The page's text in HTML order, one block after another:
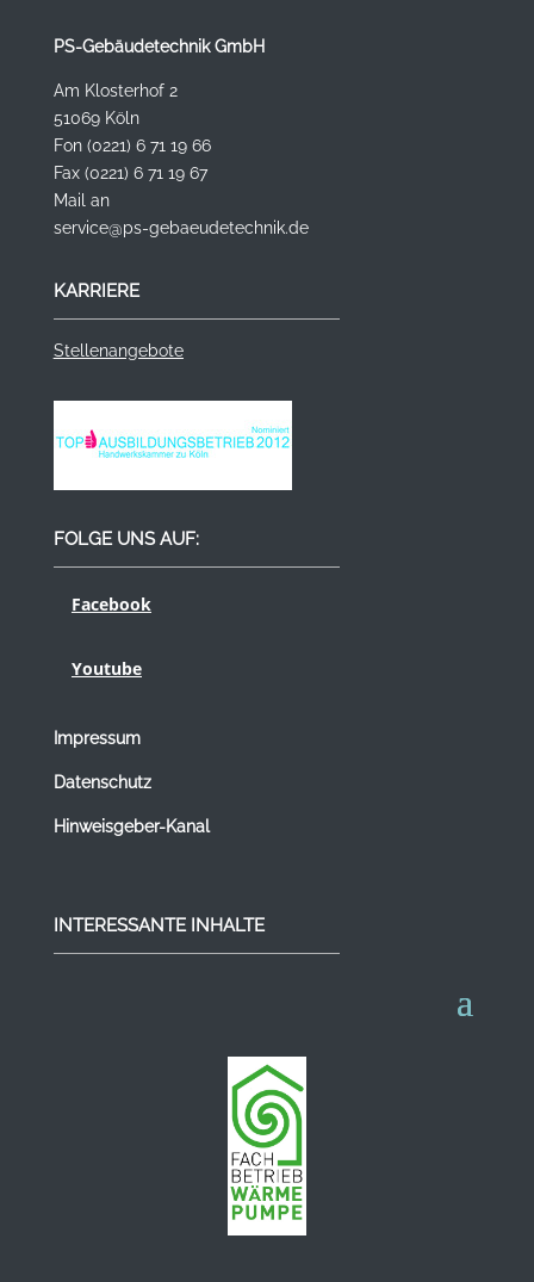
PS-Gebäudetechnik GmbH
Am Klosterhof 2
51069 Köln
Fon (0221) 6 71 19 66
Fax (0221) 6 71 19 67
Mail an
service@ps-gebaeudetechnik.de
KARRIERE
Stellenangebote
FOLGE UNS AUF:
Facebook
Youtube
Impressum
Datenschutz
Hinweisgeber-Kanal
INTERESSANTE INHALTE